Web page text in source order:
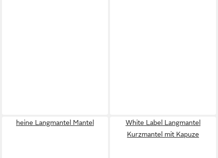
heine Langmantel Mantel
White Label Langmantel
Kurzmantel mit Kapuze